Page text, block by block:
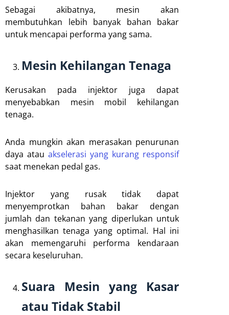
Sebagai akibatnya, mesin akan
membutuhkan lebih banyak bahan bakar
untuk mencapai performa yang sama.
Mesin Kehilangan Tenaga
Kerusakan pada injektor juga dapat
menyebabkan mesin mobil kehilangan
tenaga.
Anda mungkin akan merasakan penurunan
daya atau akselerasi yang kurang responsif
saat menekan pedal gas.
Injektor yang rusak tidak dapat
menyemprotkan bahan bakar dengan
jumlah dan tekanan yang diperlukan untuk
menghasilkan tenaga yang optimal. Hal ini
akan memengaruhi performa kendaraan
secara keseluruhan.
Suara Mesin yang Kasar
atau Tidak Stabil